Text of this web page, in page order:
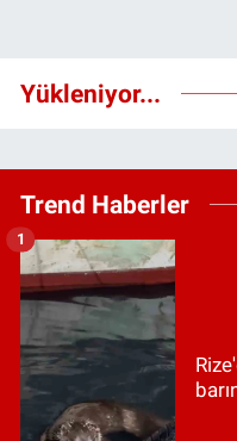
Yükleniyor...
Trend Haberler
1